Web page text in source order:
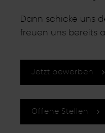
Dann schicke uns
freuen uns bereits
Jetzt bewerben
Offene Stellen